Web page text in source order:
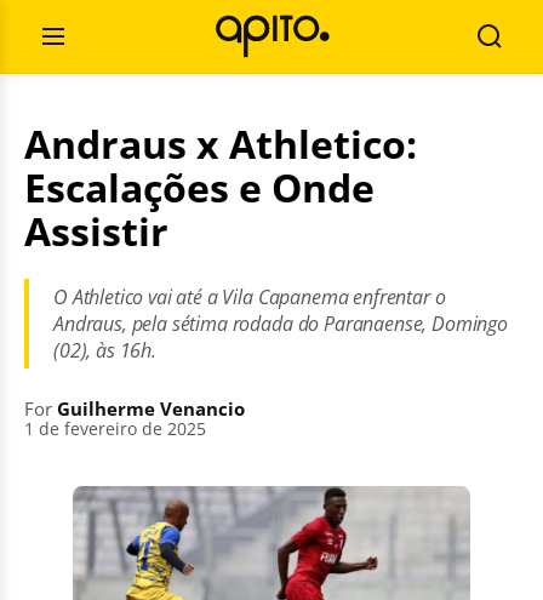
contentOpen
Menu
for:
Andraus x Athletico:
Escalações e Onde
Assistir
O Athletico vai até a Vila Capanema enfrentar o
Andraus, pela sétima rodada do Paranaense, Domingo
(02), às 16h.
For Guilherme Venancio
1 de fevereiro de 2025